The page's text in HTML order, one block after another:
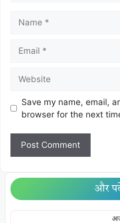
Save my name, email,
browser for the next
और